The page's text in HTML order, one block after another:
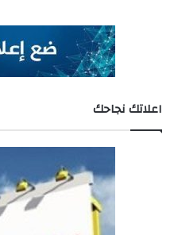
اعلاتك نجاحك